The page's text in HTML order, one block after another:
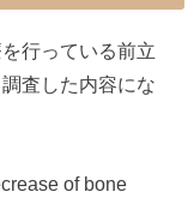
行っている前立
査した内容にな
of bone